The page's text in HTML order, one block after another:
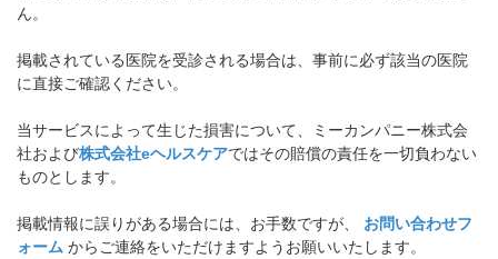
ん。
掲載されている医院を受診される場合は、事前に必ず該当の医院
に直接ご確認ください。
当サービスによって生じた損害について、ミーカンパニー株式会
社および株式会社eヘルスケアではその賠償の責任を一切負わない
ものとします。
掲載情報に誤りがある場合には、お手数ですが、
お問い合わせフ
ォーム からご連絡をいただけますようお願いいたします。